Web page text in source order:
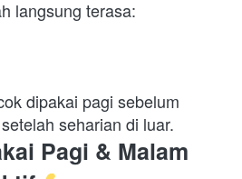
dipakai pagi sebelum
seharian di luar.
Pagi & Malam